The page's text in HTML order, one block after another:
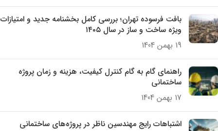
بافت فرسوده تهران؛ بررسی کامل بخشنامه جدید و امتیازات
ویژه ساخت و ساز در سال ۱۴۰۵
19 بهمن 1404
راهنمای گام به گام کنترل کیفیت، هزینه و زمان پروژه
ساختمانی
17 بهمن 1404
اشتباهات رایج مهندسین ناظر در پروژه‌های ساختمانی